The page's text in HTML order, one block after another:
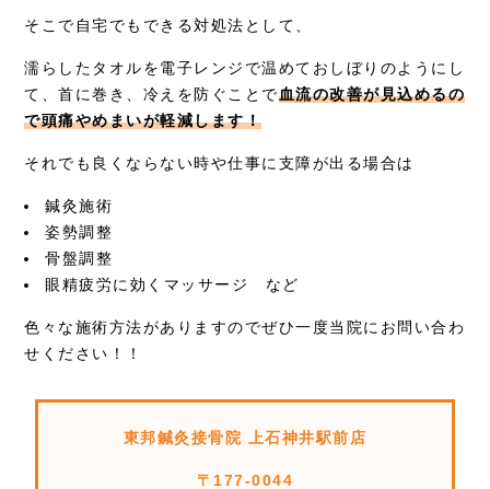
そこで自宅でもできる対処法として、
濡らしたタオルを電子レンジで温めておしぼりのようにし
て、首に巻き、冷えを防ぐことで血流の改善が見込めるの
で頭痛やめまいが軽減します！
それでも良くならない時や仕事に支障が出る場合は
鍼灸施術
姿勢調整
骨盤調整
眼精疲労に効くマッサージ など
色々な施術方法がありますのでぜひ一度当院にお問い合わ
せください！！
東邦鍼灸接骨院 上石神井駅前店
〒177-0044